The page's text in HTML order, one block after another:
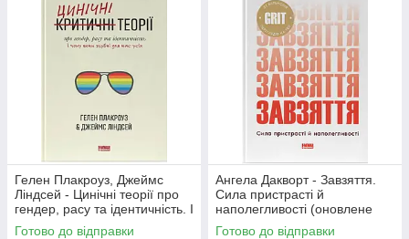
Гелен Плакроуз, Джеймс
Ліндсей - Цинічні теорії про
гендер, расу та ідентичність. І
чому вони згубні для нас усіх
Готово до відправки
Ангела Дакворт - Завзяття.
Сила пристрасті й
наполегливості (оновлене
видання)
Готово до відправки